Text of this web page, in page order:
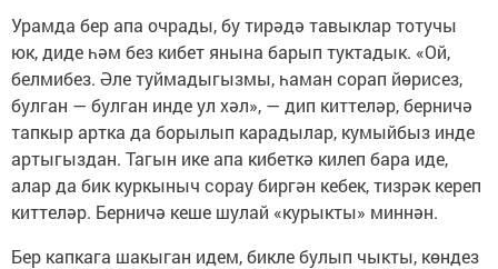
Урамда бер апа очрады, бу тирәдә тавыклар тотучы
юк, диде һәм без кибет янына барып туктадык. «Ой,
белмибез. Әле туймадыгызмы, һаман сорап йөрисез,
булган — булган инде ул хәл», — дип киттеләр, берничә
тапкыр артка да борылып карадылар, кумыйбыз инде
артыгыздан. Тагын ике апа кибеткә килеп бара иде,
алар да бик куркыныч сорау биргән кебек, тизрәк кереп
киттеләр. Берничә кеше шулай «курыкты» миннән.
Бер капкага шакыган идем, бикле булып чыкты, көндез